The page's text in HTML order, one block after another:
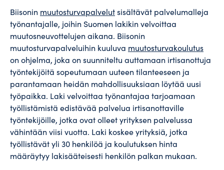
Biisonin muutosturvapalvelutsisältävät palvelumalleja
työnantajalle, joihin Suomen lakikin velvoittaa
muutosneuvottelujen aikana. Biisonin
muutosturvapalveluihin kuuluva muutosturvakoulutus
on ohjelma, joka on suunniteltu auttamaan irtisanottuja
työntekijöitä sopeutumaan uuteen tilanteeseen ja
parantamaan heidän mahdollisuuksiaan löytää uusi
työpaikka. Laki velvoittaa työnantajaa tarjoamaan
työllistämistä edistävää palvelua irtisanottaville
työntekijöille, jotka ovat olleet yrityksen palvelussa
vähintään viisi vuotta. Laki koskee yrityksiä, jotka
työllistävät yli 30 henkilöä ja koulutuksen hinta
määräytyy lakisääteisesti henkilön palkan mukaan.